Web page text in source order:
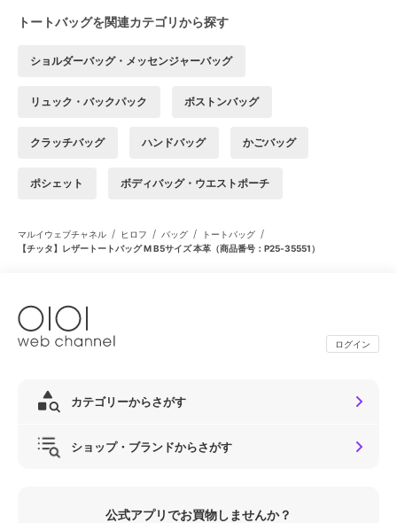
トートバッグを関連カテゴリから探す
ショルダーバッグ・メッセンジャーバッグ
リュック・バックパック ボストンバッグ
クラッチバッグ ハンドバッグ かごバッグ
ポシェット ボディバッグ・ウエストポーチ
マルイウェブチャネル / ヒロフ / バッグ / トートバッグ /
【チッタ】レザートートバッグ M B5サイズ 本革（商品番号：P25‐35551）
ログイン
カテゴリーからさがす
ショップ・ブランドからさがす
公式アプリでお買物しませんか？